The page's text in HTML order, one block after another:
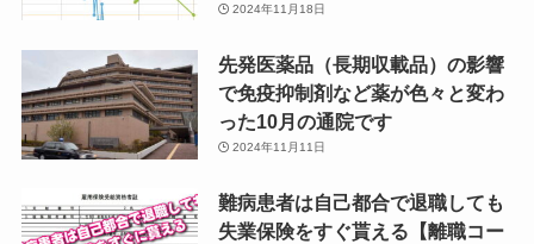
2024年11月18日
先発医薬品（長期収載品）の影響
で免疫抑制剤など薬が色々と変わ
った10月の通院です
2024年11月11日
難病患者は自己都合で退職しても
失業保険をすぐ貰える【離職コー